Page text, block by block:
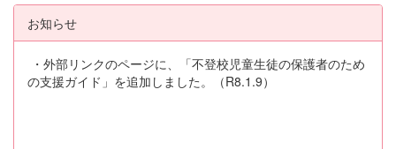
お知らせ
・外部リンクのページに、「不登校児童生徒の保護者のため
の支援ガイド」を追加しました。（R8.1.9）